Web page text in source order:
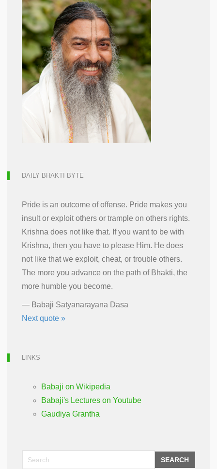
DAILY BHAKTI BYTE
Pride is an outcome of offense. Pride makes you
insult or exploit others or trample on others rights.
Krishna does not like that. If you want to be with
Krishna, then you have to please Him. He does
not like that we exploit, cheat, or trouble others.
The more you advance on the path of Bhakti, the
more humble you become.
— Babaji Satyanarayana Dasa
Next quote »
LINKS
Babaji on Wikipedia
Babaji's Lectures on Youtube
Gaudiya Grantha
SEARCH